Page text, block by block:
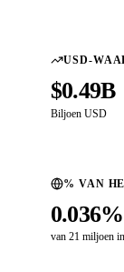
USD-
$0.49B
Biljoen USD
% VAN
0.036%
van 21 miljoen